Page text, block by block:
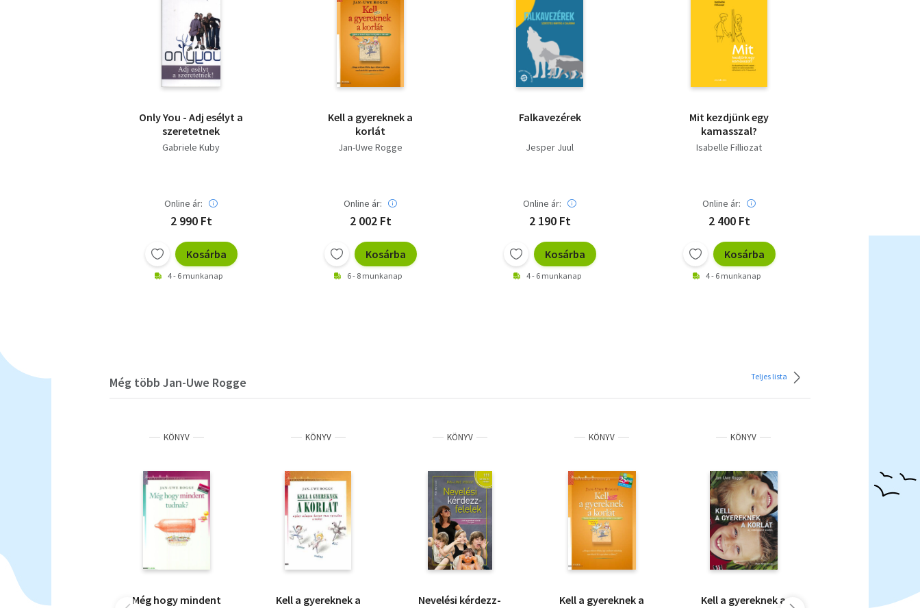
Only You - Adj esélyt a
szeretetnek
Gabriele Kuby
Online ár:
2 990 Ft
Kosárba
4 - 6 munkanap
Kell a gyereknek a
korlát
Jan-Uwe Rogge
Online ár:
2 002 Ft
Kosárba
6 - 8 munkanap
Falkavezérek
Jesper Juul
Online ár:
2 190 Ft
Kosárba
4 - 6 munkanap
Mit kezdjünk egy
kamasszal?
Isabelle Filliozat
Online ár:
2 400 Ft
Kosárba
4 - 6 munkanap
Még több Jan-Uwe Rogge Teljes lista
KÖNYV
Még hogy mindent
KÖNYV
Kell a gyereknek a
KÖNYV
Nevelési kérdezz-
KÖNYV
Kell a gyereknek a
KÖNYV
Kell a gyereknek a
Beszélj úgy a